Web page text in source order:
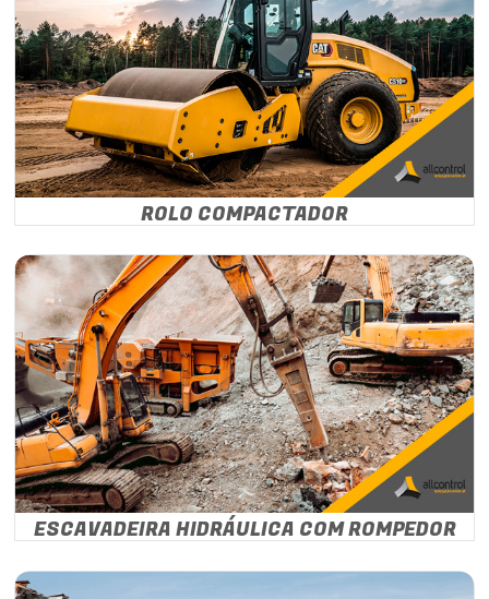
ROLO COMPACTADOR
ESCAVADEIRA HIDRÁULICA COM ROMPEDOR